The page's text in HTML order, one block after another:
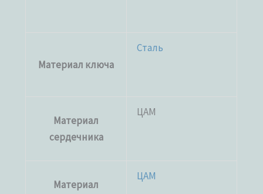
Материал ключа
Сталь
Материал
сердечника
ЦАМ
Материал
ЦАМ